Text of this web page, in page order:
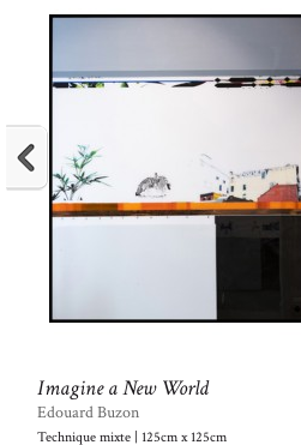
Imagine a New World
Edouard Buzon
Technique mixte | 125cm x 125cm